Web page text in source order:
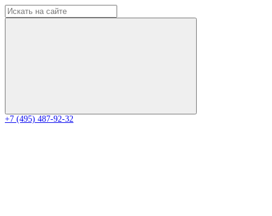
+7 (495) 487-92-32